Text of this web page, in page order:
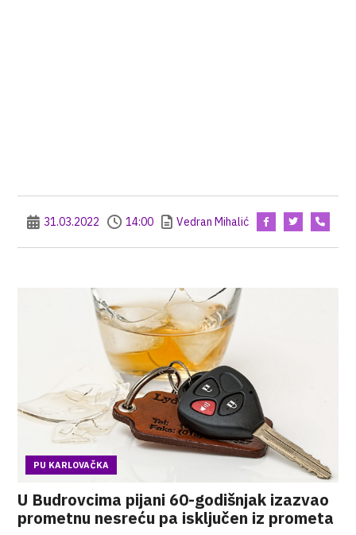
31.03.2022 14:00 Vedran Mihalić
PU KARLOVAČKA
U Budrovcima pijani 60-godišnjak izazvao
prometnu nesreću pa isključen iz prometa